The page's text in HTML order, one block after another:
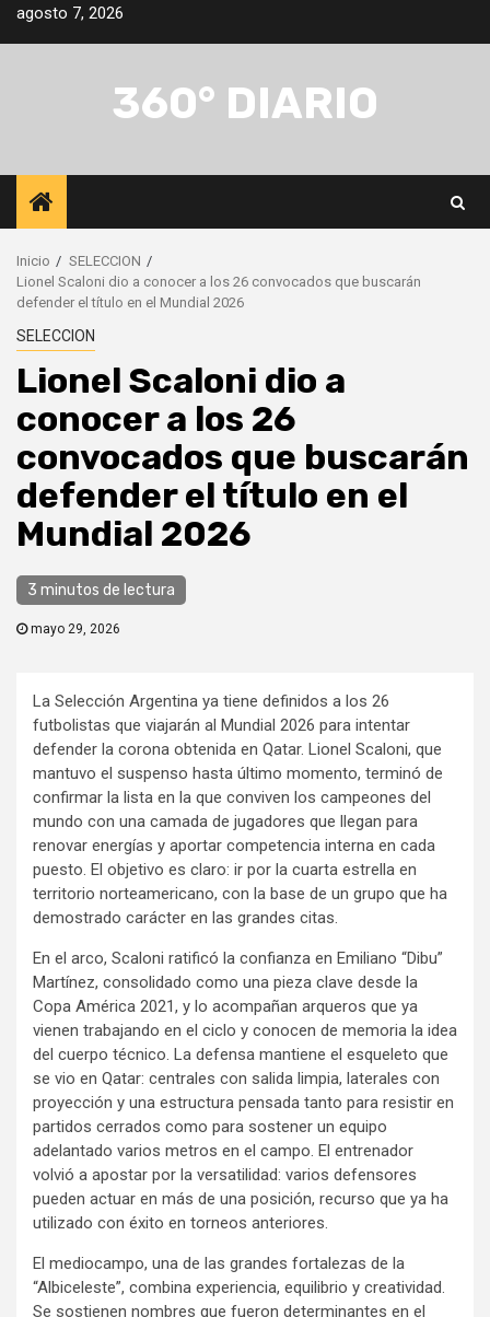
Saltar
agosto 7, 2026
360° DIARIO
Inicio
SELECCION
Lionel Scaloni dio a conocer a los 26 convocados que buscarán
defender el título en el Mundial 2026
SELECCION
Lionel Scaloni dio a
conocer a los 26
convocados que buscarán
defender el título en el
Mundial 2026
3 minutos de lectura
mayo 29, 2026
La Selección Argentina ya tiene definidos a los 26
futbolistas que viajarán al Mundial 2026 para intentar
defender la corona obtenida en Qatar. Lionel Scaloni, que
mantuvo el suspenso hasta último momento, terminó de
confirmar la lista en la que conviven los campeones del
mundo con una camada de jugadores que llegan para
renovar energías y aportar competencia interna en cada
puesto. El objetivo es claro: ir por la cuarta estrella en
territorio norteamericano, con la base de un grupo que ha
demostrado carácter en las grandes citas.
En el arco, Scaloni ratificó la confianza en Emiliano “Dibu”
Martínez, consolidado como una pieza clave desde la
Copa América 2021, y lo acompañan arqueros que ya
vienen trabajando en el ciclo y conocen de memoria la idea
del cuerpo técnico. La defensa mantiene el esqueleto que
se vio en Qatar: centrales con salida limpia, laterales con
proyección y una estructura pensada tanto para resistir en
partidos cerrados como para sostener un equipo
adelantado varios metros en el campo. El entrenador
volvió a apostar por la versatilidad: varios defensores
pueden actuar en más de una posición, recurso que ya ha
utilizado con éxito en torneos anteriores.
El mediocampo, una de las grandes fortalezas de la
“Albiceleste”, combina experiencia, equilibrio y creatividad.
Se sostienen nombres que fueron determinantes en el